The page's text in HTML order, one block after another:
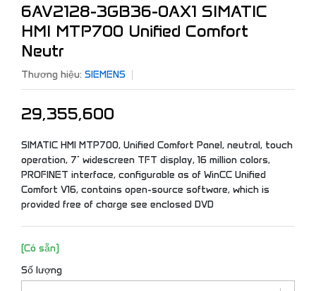
6AV2128-3GB36-0AX1 SIMATIC
HMI MTP700 Unified Comfort
Neutr
Thương hiệu: SIEMENS
29,355,600
SIMATIC HMI MTP700, Unified Comfort Panel, neutral, touch
operation, 7" widescreen TFT display, 16 million colors,
PROFINET interface, configurable as of WinCC Unified
Comfort V16, contains open-source software, which is
provided free of charge see enclosed DVD
(Có sẵn)
Số lượng